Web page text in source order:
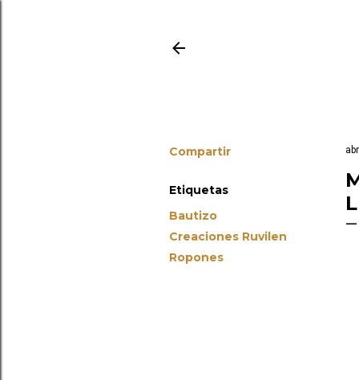
Compartir
Etiquetas
Bautizo
Creaciones Ruvilen
Ropones